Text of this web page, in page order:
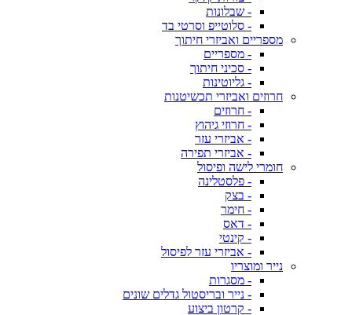
- שבלונות
- סלוטייפ וסרטי בד
מספריים ואביזרי חיתוך
- מספריים
- סכיני חיתוך
- גליוטינות
חרוזים ואביזרי תכשיטנות
- חרוזים
- חרוזי גיהוץ
- אביזרי עזר
- אביזרי תפירה
חומרי לישה ופיסול
- פלסטלינה
- בצק
- חימר
- דאס
- קינטי
- אביזרי עזר לפיסול
נייר ומוצריו
- מסגרות
- נייר ובריסטול גדלים שונים
- קרטון ביצוע